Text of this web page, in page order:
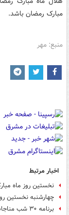
مبارک رمضان باشد.
منبع: مهر
اخبار مرتبط
نخستین روز ماه
چهارشنبه نخستین
برنامه ۳۰ شب مناجات‌خوانی ماه رمضان